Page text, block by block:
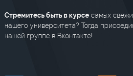
Стремитесь быть в курсе самых
нашего университета? Тогда
нашей группе в Вконтакте!